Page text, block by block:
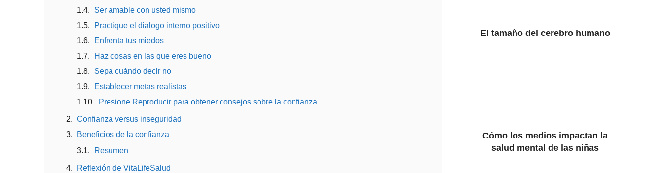
Ser amable con usted mismo
Practique el diálogo interno positivo
Enfrenta tus miedos
Haz cosas en las que eres bueno
Sepa cuándo decir no
Establecer metas realistas
Presione Reproducir para obtener consejos sobre la confianza
Confianza versus inseguridad
Beneficios de la confianza
Resumen
Reflexión de VitaLifeSalud
El tamaño del cerebro humano
Cómo los medios impactan la
salud mental de las niñas